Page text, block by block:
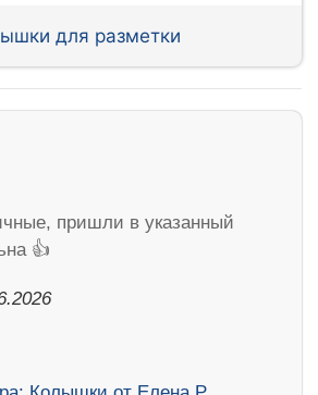
для разметки
пришли в указанный
👍